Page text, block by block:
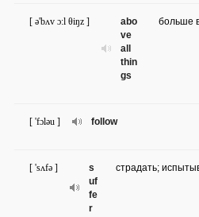
abo
ve
all
thin
gs
[ ə'bʌv ɔ:l θiŋz ] больше
follow
[ 'fɔləu ]
s
uf
fe
r
[ 'sʌfə ] страдать;